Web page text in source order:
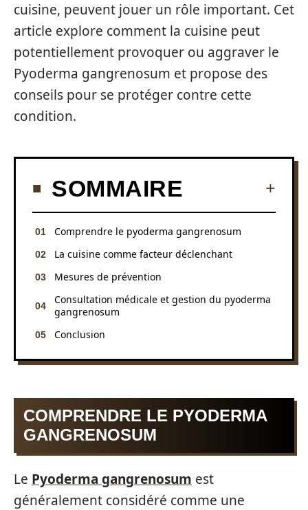
cuisine, peuvent jouer un rôle important. Cet
article explore comment la cuisine peut
potentiellement provoquer ou aggraver le
Pyoderma gangrenosum et propose des
conseils pour se protéger contre cette
condition.
SOMMAIRE
Comprendre le pyoderma gangrenosum
La cuisine comme facteur déclenchant
Mesures de prévention
Consultation médicale et gestion du pyoderma
gangrenosum
Conclusion
COMPRENDRE LE PYODERMA
GANGRENOSUM
Le Pyoderma gangrenosum est
généralement considéré comme une